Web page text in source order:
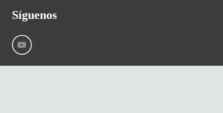
Síguenos